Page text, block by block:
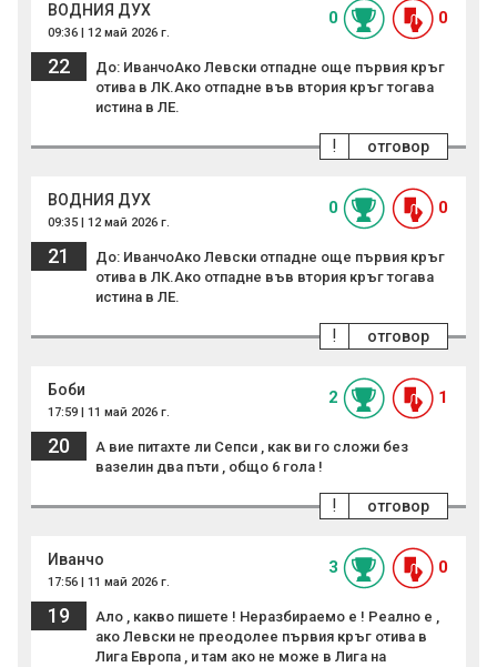
ВОДНИЯ ДУХ
09:36 | 12 май 2026 г.
0 0
22
До: ИванчоАко Левски отпадне още първия кръг
отива в ЛК.Ако отпадне във втория кръг тогава
истина в ЛЕ.
отговор
!
ВОДНИЯ ДУХ
09:35 | 12 май 2026 г.
0 0
21
До: ИванчоАко Левски отпадне още първия кръг
отива в ЛК.Ако отпадне във втория кръг тогава
истина в ЛЕ.
отговор
!
Боби
17:59 | 11 май 2026 г.
2 1
20
А вие питахте ли Сепси , как ви го сложи без
вазелин два пъти , общо 6 гола !
отговор
!
Иванчо
17:56 | 11 май 2026 г.
3 0
19
Ало , какво пишете ! Неразбираемо е ! Реално е ,
ако Левски не преодолее първия кръг отива в
Лига Европа , и там ако не може в Лига на